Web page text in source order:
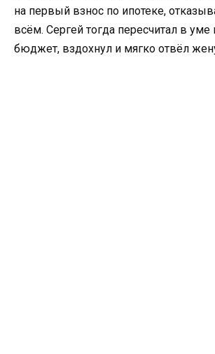
на первый взнос по ипотеке,
всём. Сергей тогда пересчитал в
бюджет, вздохнул и мягко отвёл